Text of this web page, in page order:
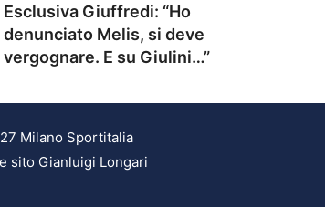
Esclusiva Giuffredi: “Ho
denunciato Melis, si deve
vergognare. E su Giulini…”
Milano Sportitalia
sito Gianluigi Longari